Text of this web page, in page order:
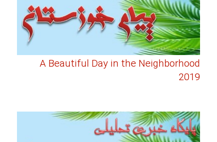
A Beautiful Day in the Neighborhood
2019